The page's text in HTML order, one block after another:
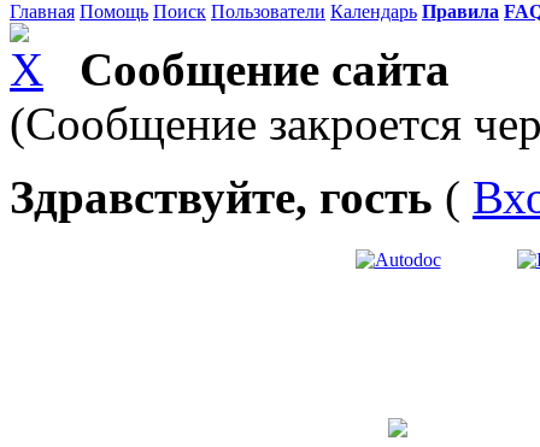
Главная Помощь Поиск Пользователи Календарь Правила
Сообщение сайта
(Сообщение закроется
Здравствуйте, гость (